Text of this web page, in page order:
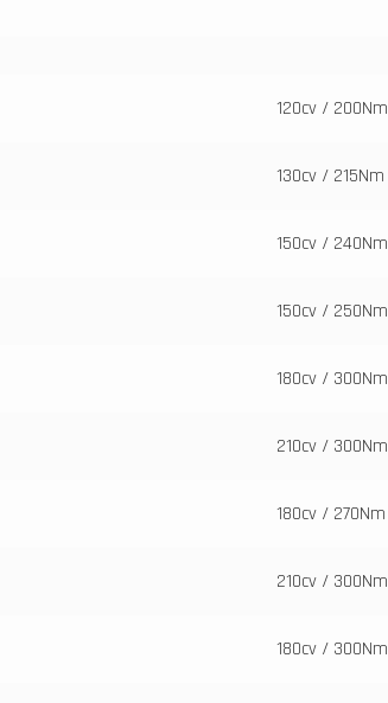
120cv / 200Nm
130cv / 215Nm
150cv / 240Nm
150cv / 250Nm
180cv / 300Nm
210cv / 300Nm
180cv / 270Nm
210cv / 300Nm
180cv / 300Nm